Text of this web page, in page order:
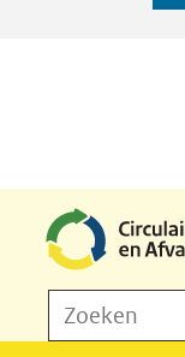
worden
toegestaan
geweigerd.
o
Zoeken